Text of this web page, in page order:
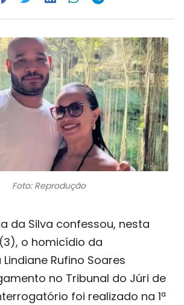
Foto: Reprodução
da Silva confessou, nesta
o homicídio da
Rufino Soares
no Tribunal do Júri de
foi realizado na 1ª